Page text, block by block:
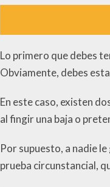
Lo primero que debes
Obviamente, debes
En este caso, existen
al fingir una baja o
Por supuesto, a nadie
prueba circunstancial,